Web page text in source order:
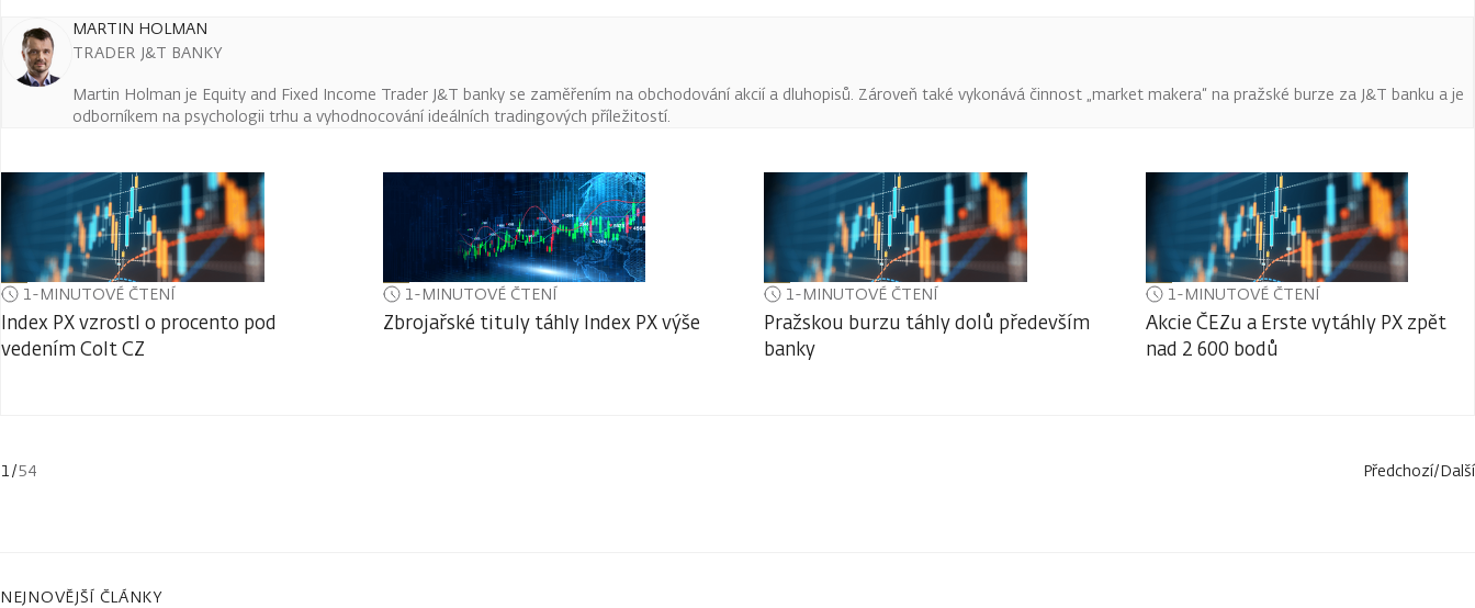
MARTIN HOLMAN
TRADER J&T BANKY
Martin Holman je Equity and Fixed Income Trader J&T banky se zaměřením na obchodování akcií a dluhopisů. Zároveň také vykonává činnost „market makera“ na pražské burze za J&T banku a je
odborníkem na psychologii trhu a vyhodnocování ideálních tradingových příležitostí.
1-MINUTOVÉ ČTENÍ
Index PX vzrostl o procento pod
vedením Colt CZ
1-MINUTOVÉ ČTENÍ
Zbrojařské tituly táhly Index PX výše
1-MINUTOVÉ ČTENÍ
Pražskou burzu táhly dolů především
banky
1-MINUTOVÉ ČTENÍ
Akcie ČEZu a Erste vytáhly PX zpět
nad 2 600 bodů
1 /54 Předchozí/Další
NEJNOVĚJŠÍ ČLÁNKY